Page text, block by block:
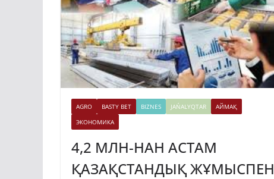
AGRO BASTY BET BIZNES JAŃALYQTAR
АЙМАҚ
ЭКОНОМИКА
4,2 МЛН-НАН АСТАМ
ҚАЗАҚСТАНДЫҚ ЖҰМЫСПЕН